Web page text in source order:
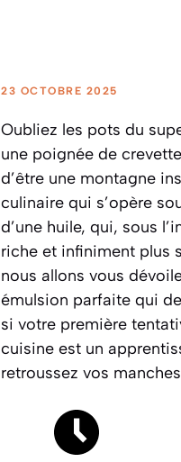
23 OCTOBRE 2025
Oubliez les pots du
une poignée de
d’être une montagne
culinaire qui s’opère
d’une huile, qui, sous
riche et infiniment plus
nous allons vous
émulsion parfaite qui
si votre première
cuisine est un
retroussez vos